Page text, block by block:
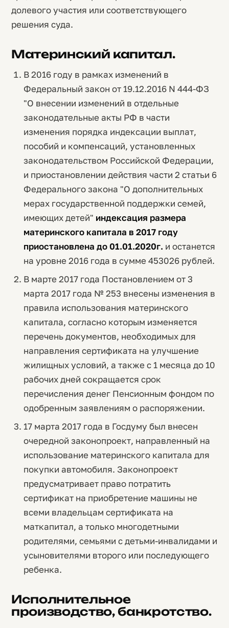
долевого участия или соответствующего
решения суда.
Материнский капитал.
В 2016 году в рамках изменений в
Федеральный закон от 19.12.2016 N 444-ФЗ
"О внесении изменений в отдельные
законодательные акты РФ в части
изменения порядка индексации выплат,
пособий и компенсаций, установленных
законодательством Российской Федерации,
и приостановлении действия части 2 статьи 6
Федерального закона "О дополнительных
мерах государственной поддержки семей,
имеющих детей" индексация размера
материнского капитала в 2017 году
приостановлена до 01.01.2020г. и останется
на уровне 2016 года в сумме 453026 рублей.
В марте 2017 года Постановлением от 3
марта 2017 года № 253 внесены изменения в
правила использования материнского
капитала, согласно которым изменяется
перечень документов, необходимых для
направления сертификата на улучшение
жилищных условий, а также с 1 месяца до 10
рабочих дней сокращается срок
перечисления денег Пенсионным фондом по
одобренным заявлениям о распоряжении.
17 марта 2017 года в Госдуму был внесен
очередной законопроект, направленный на
использование материнского капитала для
покупки автомобиля. Законопроект
предусматривает право потратить
сертификат на приобретение машины не
всеми владельцам сертификата на
маткапитал, а только многодетными
родителями, семьями с детьми-инвалидами и
усыновителями второго или последующего
ребенка.
Исполнительное
производство, банкротство.